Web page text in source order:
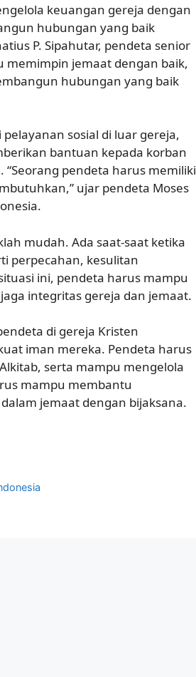
keuangan gereja dengan
hubungan yang baik
P. Sipahutar, pendeta senior
memimpin jemaat dengan baik,
hubungan yang baik
sosial di luar gereja,
bantuan kepada korban
pendeta harus memiliki
ujar pendeta Moses
mudah. Ada saat-saat ketika
perpecahan, kesulitan
ini, pendeta harus mampu
integritas gereja dan jemaat.
di gereja Kristen
iman mereka. Pendeta harus
serta mampu mengelola
mampu membantu
jemaat dengan bijaksana.